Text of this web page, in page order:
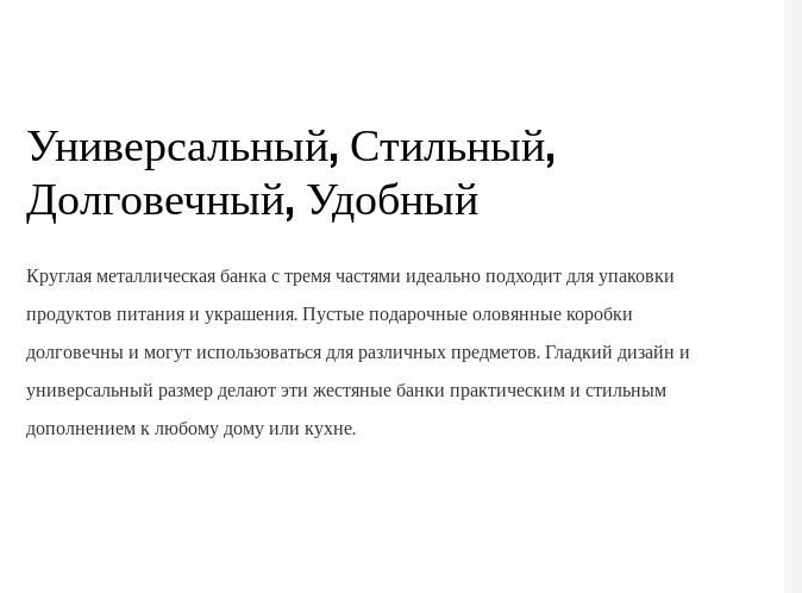
Универсальный, Стильный,
Долговечный, Удобный
Круглая металлическая банка с тремя частями идеально подходит для упаковки
продуктов питания и украшения. Пустые подарочные оловянные коробки
долговечны и могут использоваться для различных предметов. Гладкий дизайн и
универсальный размер делают эти жестяные банки практическим и стильным
дополнением к любому дому или кухне.